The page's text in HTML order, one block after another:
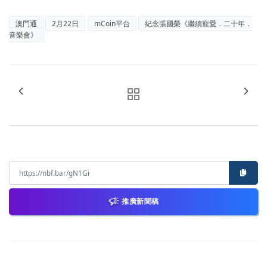
澳門通 2月22日 mCoin平台
紀念張國榮《繼續寵愛．二十年．
音樂會》
推廣新聞稿